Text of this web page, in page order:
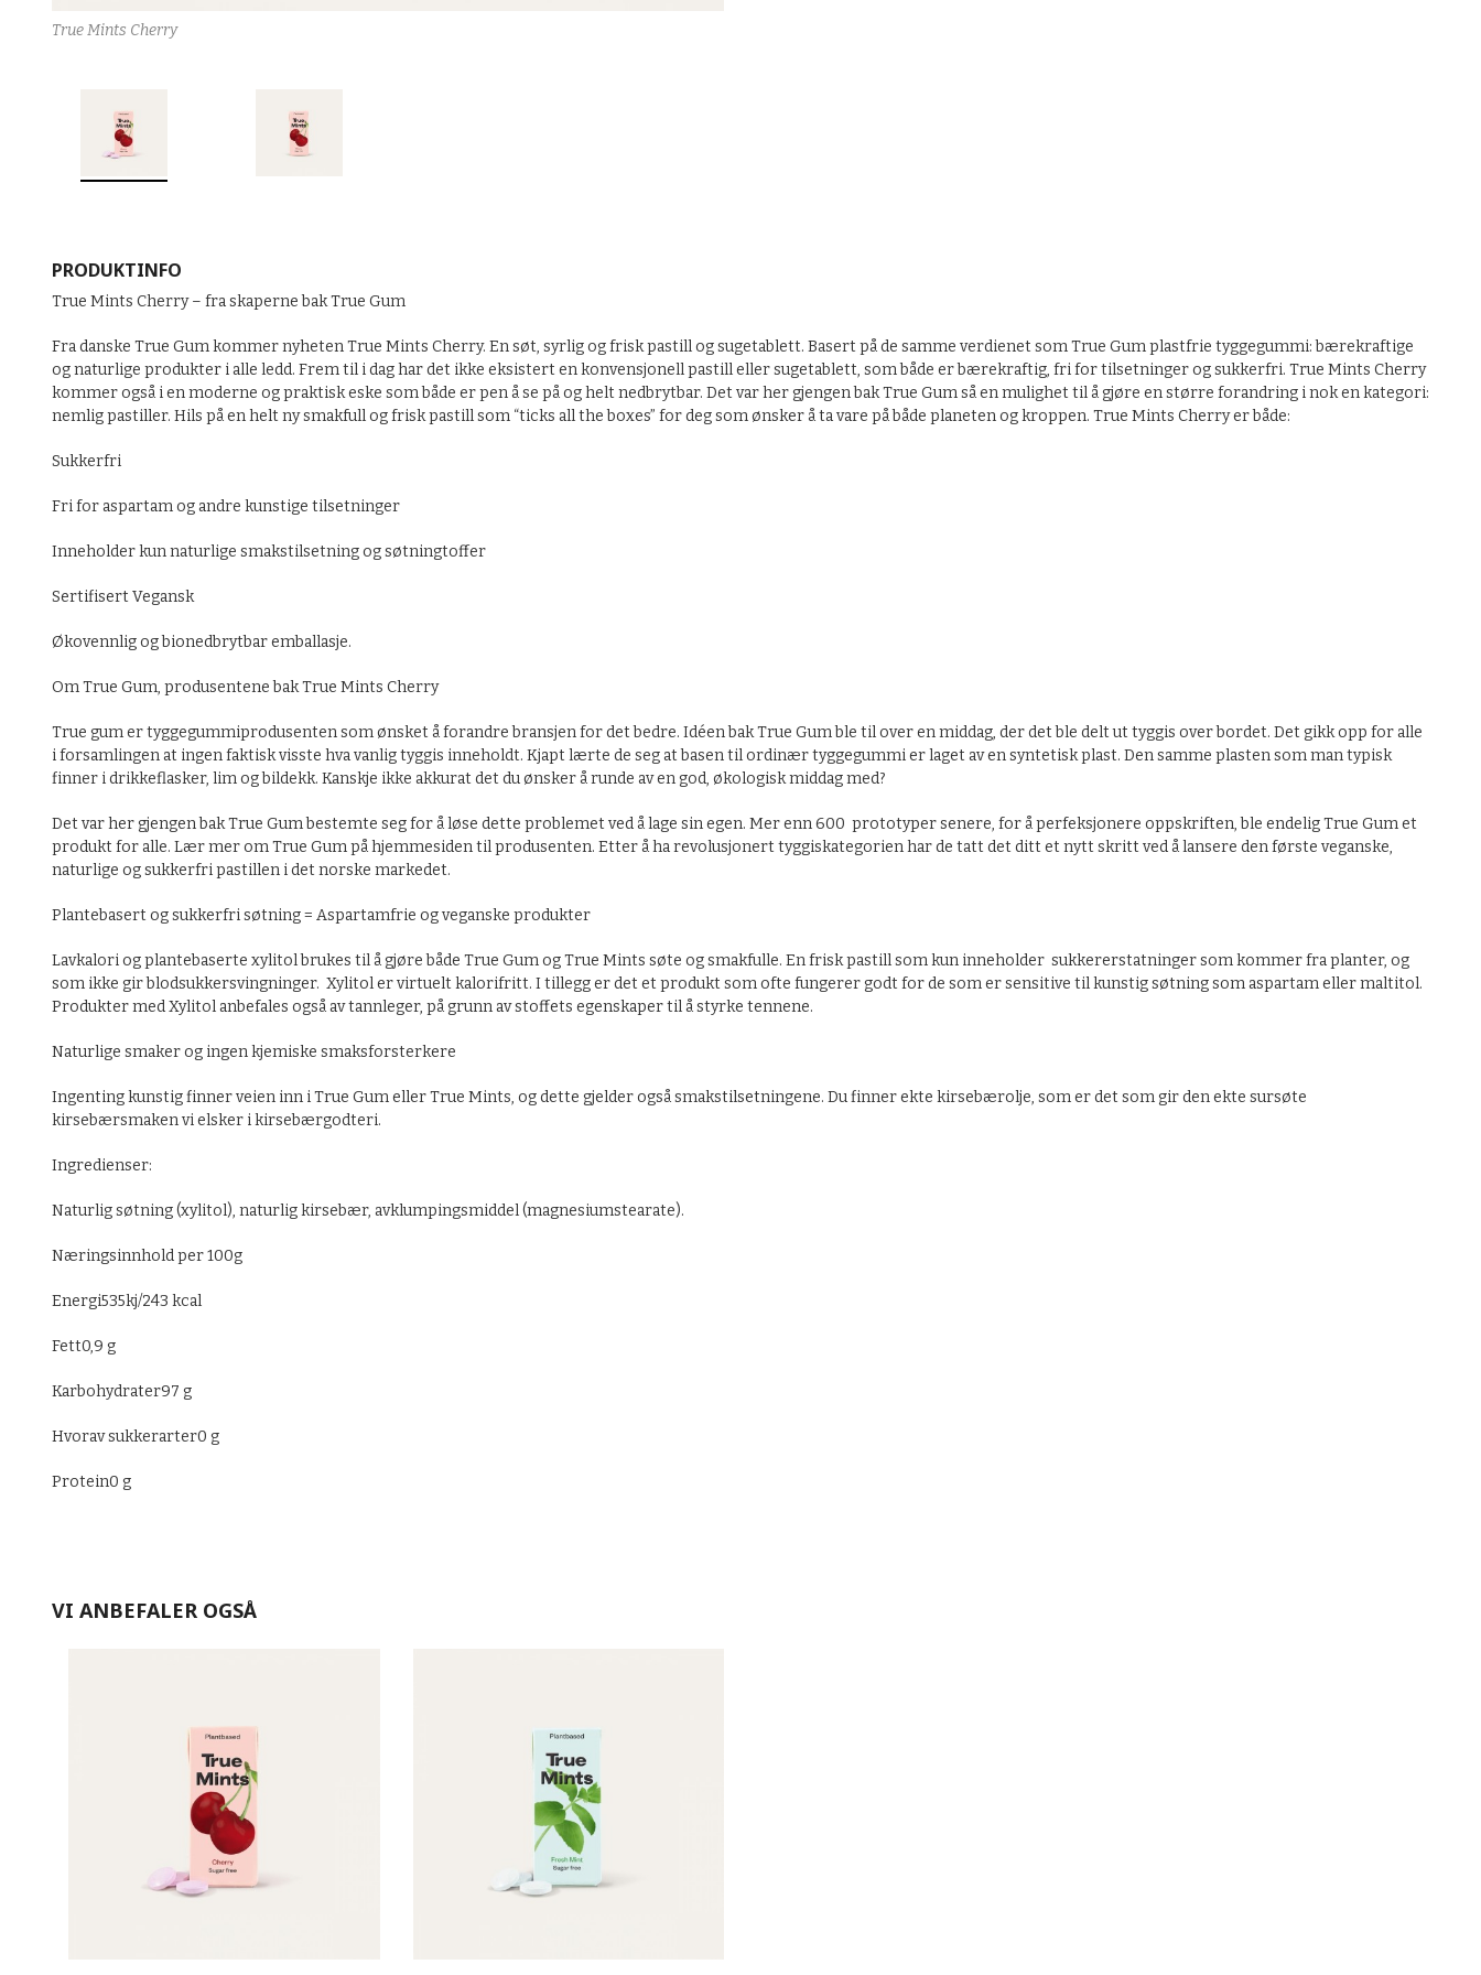
True Mints Cherry
PRODUKTINFO
True Mints Cherry – fra skaperne bak True Gum
Fra danske True Gum kommer nyheten True Mints Cherry. En søt, syrlig og frisk pastill og sugetablett. Basert på de samme verdienet som True Gum plastfrie tyggegummi: bærekraftige
og naturlige produkter i alle ledd. Frem til i dag har det ikke eksistert en konvensjonell pastill eller sugetablett, som både er bærekraftig, fri for tilsetninger og sukkerfri. True Mints Cherry
kommer også i en moderne og praktisk eske som både er pen å se på og helt nedbrytbar. Det var her gjengen bak True Gum så en mulighet til å gjøre en større forandring i nok en kategori:
nemlig pastiller. Hils på en helt ny smakfull og frisk pastill som “ticks all the boxes” for deg som ønsker å ta vare på både planeten og kroppen. True Mints Cherry er både:
Sukkerfri
Fri for aspartam og andre kunstige tilsetninger
Inneholder kun naturlige smakstilsetning og søtningtoffer
Sertifisert Vegansk
Økovennlig og bionedbrytbar emballasje.
Om True Gum, produsentene bak True Mints Cherry
True gum er tyggegummiprodusenten som ønsket å forandre bransjen for det bedre. Idéen bak True Gum ble til over en middag, der det ble delt ut tyggis over bordet. Det gikk opp for alle
i forsamlingen at ingen faktisk visste hva vanlig tyggis inneholdt. Kjapt lærte de seg at basen til ordinær tyggegummi er laget av en syntetisk plast. Den samme plasten som man typisk
finner i drikkeflasker, lim og bildekk. Kanskje ikke akkurat det du ønsker å runde av en god, økologisk middag med?
Det var her gjengen bak True Gum bestemte seg for å løse dette problemet ved å lage sin egen. Mer enn 600 prototyper senere, for å perfeksjonere oppskriften, ble endelig True Gum et
produkt for alle. Lær mer om True Gum på hjemmesiden til produsenten. Etter å ha revolusjonert tyggiskategorien har de tatt det ditt et nytt skritt ved å lansere den første veganske,
naturlige og sukkerfri pastillen i det norske markedet.
Plantebasert og sukkerfri søtning = Aspartamfrie og veganske produkter
Lavkalori og plantebaserte xylitol brukes til å gjøre både True Gum og True Mints søte og smakfulle. En frisk pastill som kun inneholder sukkererstatninger som kommer fra planter, og
som ikke gir blodsukkersvingninger. Xylitol er virtuelt kalorifritt. I tillegg er det et produkt som ofte fungerer godt for de som er sensitive til kunstig søtning som aspartam eller maltitol.
Produkter med Xylitol anbefales også av tannleger, på grunn av stoffets egenskaper til å styrke tennene.
Naturlige smaker og ingen kjemiske smaksforsterkere
Ingenting kunstig finner veien inn i True Gum eller True Mints, og dette gjelder også smakstilsetningene. Du finner ekte kirsebærolje, som er det som gir den ekte sursøte
kirsebærsmaken vi elsker i kirsebærgodteri.
Ingredienser:
Naturlig søtning (xylitol), naturlig kirsebær, avklumpingsmiddel (magnesiumstearate).
Næringsinnhold per 100g
Energi535kj/243 kcal
Fett0,9 g
Karbohydrater97 g
Hvorav sukkerarter0 g
Protein0 g
VI ANBEFALER OGSÅ